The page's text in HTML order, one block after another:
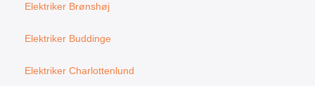
Elektriker Brønshøj
Elektriker Buddinge
Elektriker Charlottenlund